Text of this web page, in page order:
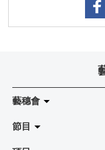
藝穗會
關於藝穗會
節目